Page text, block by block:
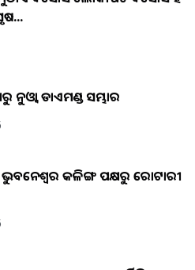
ନୁଓ୍ବା ଡାଏମଣ୍ଡ ସମ୍ଭାର
ଭୁବନେଶ୍ୱର କଳିଙ୍ଗ ପକ୍ଷରୁ ରୋଟାରୀ